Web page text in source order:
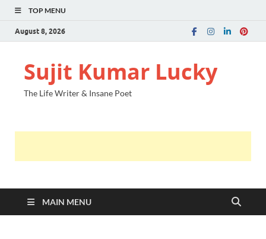
TOP MENU
August 8, 2026
Sujit Kumar Lucky
The Life Writer & Insane Poet
MAIN MENU